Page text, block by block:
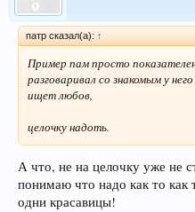
патр сказал(а): ↑
Пример пам просто
разговаривал со знакомым у
ищет любов,
целочку надоть.
А что, не на целочку уже не
понимаю что надо как то как
одни красавицы!